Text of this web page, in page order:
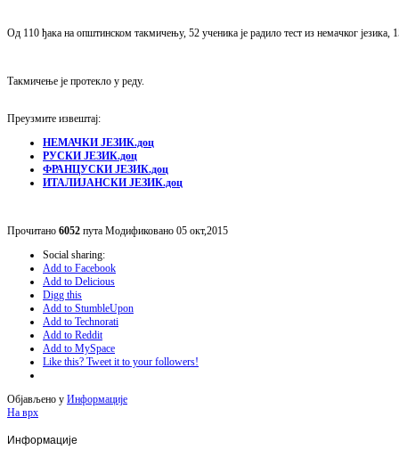
Од 110 ђака на општинском такмичењу, 52 ученика је радило тест из немачког језика,
Такмичење је протекло у реду.
Преузмите извештај:
НЕМАЧКИ ЈЕЗИК.доц
РУСКИ ЈЕЗИК.доц
ФРАНЦУСКИ ЈЕЗИК.доц
ИТАЛИЈАНСКИ ЈЕЗИК.доц
Прочитано 6052 пута Модификовано 05 окт,2015
Social sharing:
Add to Facebook
Add to Delicious
Digg this
Add to StumbleUpon
Add to Technorati
Add to Reddit
Add to MySpace
Like this? Tweet it to your followers!
Објављено у Информације
На врх
Информације